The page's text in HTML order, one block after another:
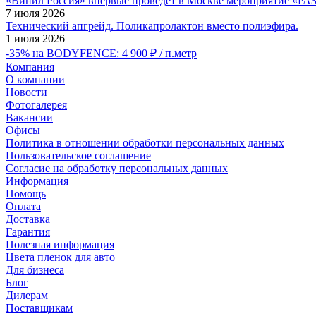
7 июля 2026
Технический апгрейд. Поликапролактон вместо полиэфира.
1 июля 2026
-35% на BODYFENCE: 4 900 ₽ / п.метр
Компания
О компании
Новости
Фотогалерея
Вакансии
Офисы
Политика в отношении обработки персональных данных
Пользовательское соглашение
Согласие на обработку персональных данных
Информация
Помощь
Оплата
Доставка
Гарантия
Полезная информация
Цвета пленок для авто
Для бизнеса
Блог
Дилерам
Поставщикам